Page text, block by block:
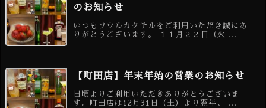
のお知らせ
いつもソウルカクテルをご利用いただき誠にあ
りがとうございます。 １１月２２日（火 ...
【町田店】年末年始の営業のお知らせ
日頃よりご利用いただきありがとうございま
す。町田店は12月31日（土）より翌年、 ...